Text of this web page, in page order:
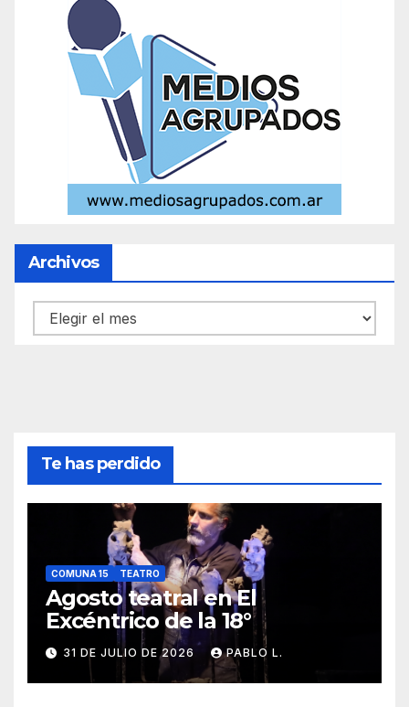
Archivos
Archivos
Te has perdido
COMUNA 15 TEATRO
Agosto teatral en El
Excéntrico de la 18°
31 DE JULIO DE 2026 PABLO L.